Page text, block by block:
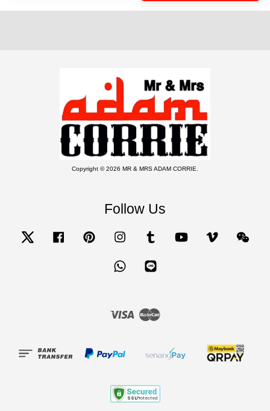
Copyright © 2026 MR & MRS ADAM CORRIE.
Follow Us
Twitter Facebook Pinterest Instagram Tumblr YouTube Vimeo
Whatsapp
Visa